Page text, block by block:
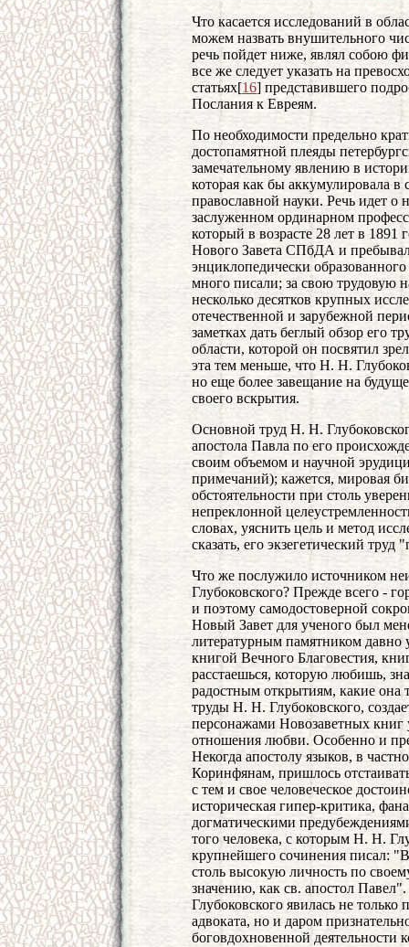
Что касается исследований в
можем назвать внушительного
речь пойдет ниже, являл собою
все же следует указать на
статьях[16] представившего
Послания к Евреям.
По необходимости предельно
достопамятной плеяды
замечательному явлению в
которая как бы аккумулировала
православной науки. Речь идет о
заслуженном ординарном
который в возрасте 28 лет в
Нового Завета СПбДА и
энциклопедически
много писали; за свою трудовую
несколько десятков крупных
отечественной и зарубежной
заметках дать беглый обзор его
области, которой он посвятил
эта тем меньше, что Н. Н.
но еще более завещание на
своего вскрытия.
Основной труд Н. Н.
апостола Павла по его
своим объемом и научной
примечаний); кажется, мировая
обстоятельности при столь
непреклонной
словах, уяснить цель и метод
сказать, его экзегетический
Что же послужило источником
Глубоковского? Прежде всего -
и поэтому самодостоверной
Новый Завет для ученого был
литературным памятником
книгой Вечного Благовестия,
расстаешься, которую любишь,
радостным открытиям, какие она
труды Н. Н. Глубоковского,
персонажами Новозаветных книг
отношения любви. Особенно и
Некогда апостолу языков, в
Коринфянам, пришлось
с тем и свое человеческое
историческая гипер-критика,
догматическими
того человека, с которым Н. Н.
крупнейшего сочинения писал:
столь высокую личность по
значению, как св. апостол
Глубоковского явилась не
адвоката, но и даром
боговдохновенной деятельности